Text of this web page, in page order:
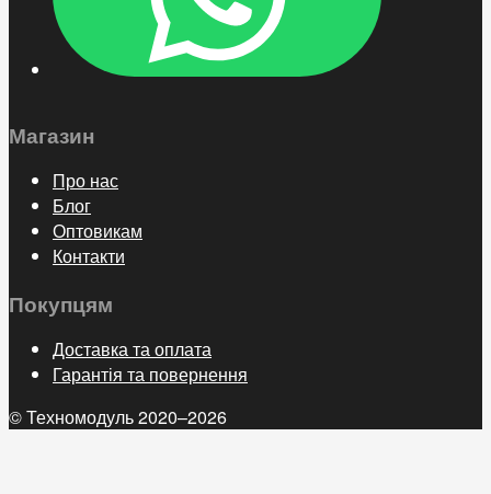
Магазин
Про нас
Блог
Оптовикам
Контакти
Покупцям
Доставка та оплата
Гарантія та повернення
© Техномодуль 2020–2026